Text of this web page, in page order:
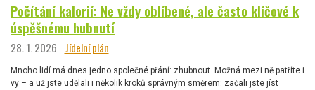
Počítání kalorií: Ne vždy oblíbené, ale často klíčové k
úspěšnému hubnutí
28. 1. 2026 Jídelní plán
Mnoho lidí má dnes jedno společné přání: zhubnout. Možná mezi ně patříte i
vy – a už jste udělali i několik kroků správným směrem: začali jste jíst